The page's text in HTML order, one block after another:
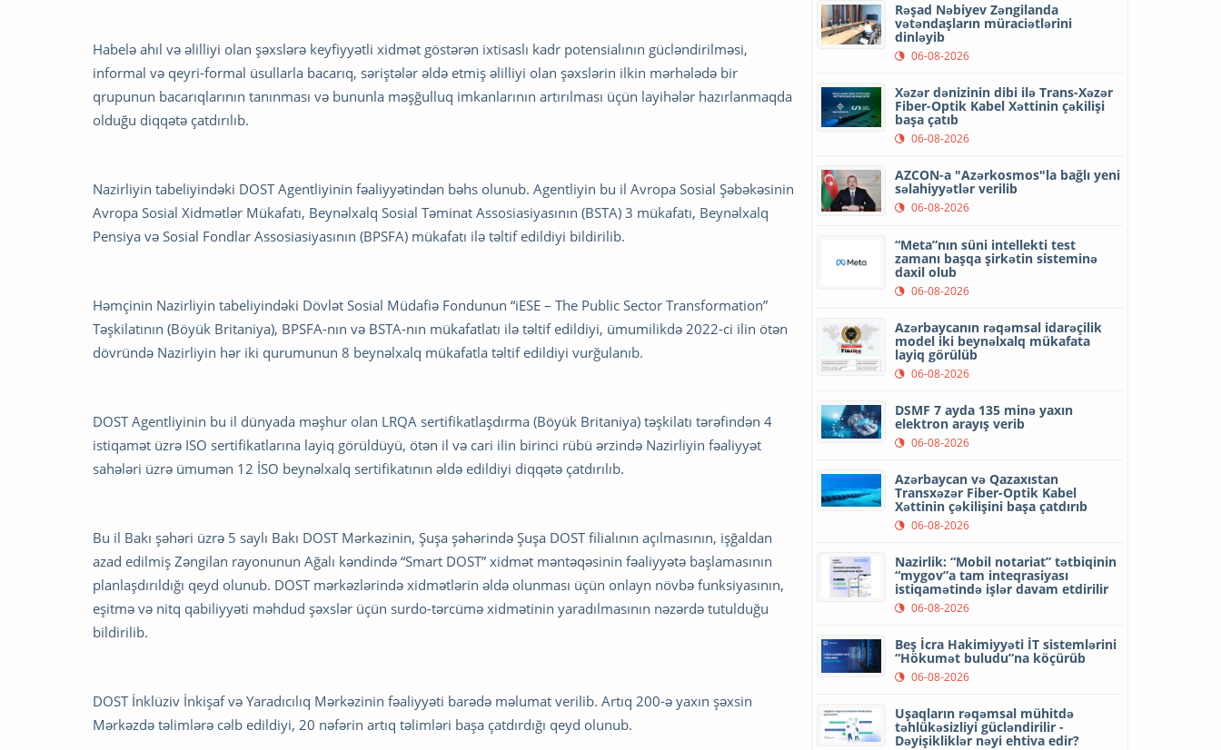
Habelə ahıl və əlilliyi olan şəxslərə keyfiyyətli xidmət göstərən ixtisaslı kadr potensialının gücləndirilməsi,
informal və qeyri-formal üsullarla bacarıq, səriştələr əldə etmiş əlilliyi olan şəxslərin ilkin mərhələdə bir
qrupunun bacarıqlarının tanınması və bununla məşğulluq imkanlarının artırılması üçün layihələr hazırlanmaqda
olduğu diqqətə çatdırılıb.
Nazirliyin tabeliyindəki DOST Agentliyinin fəaliyyətindən bəhs olunub. Agentliyin bu il Avropa Sosial Şəbəkəsinin
Avropa Sosial Xidmətlər Mükafatı, Beynəlxalq Sosial Təminat Assosiasiyasının (BSTA) 3 mükafatı, Beynəlxalq
Pensiya və Sosial Fondlar Assosiasiyasının (BPSFA) mükafatı ilə təltif edildiyi bildirilib.
Həmçinin Nazirliyin tabeliyindəki Dövlət Sosial Müdafiə Fondunun “iESE – The Public Sector Transformation”
Təşkilatının (Böyük Britaniya), BPSFA-nın və BSTA-nın mükafatlatı ilə təltif edildiyi, ümumilikdə 2022-ci ilin ötən
dövründə Nazirliyin hər iki qurumunun 8 beynəlxalq mükafatla təltif edildiyi vurğulanıb.
DOST Agentliyinin bu il dünyada məşhur olan LRQA sertifikatlaşdırma (Böyük Britaniya) təşkilatı tərəfindən 4
istiqamət üzrə ISO sertifikatlarına layiq görüldüyü, ötən il və cari ilin birinci rübü ərzində Nazirliyin fəaliyyət
sahələri üzrə ümumən 12 İSO beynəlxalq sertifikatının əldə edildiyi diqqətə çatdırılıb.
Bu il Bakı şəhəri üzrə 5 saylı Bakı DOST Mərkəzinin, Şuşa şəhərində Şuşa DOST filialının açılmasının, işğaldan
azad edilmiş Zəngilan rayonunun Ağalı kəndində “Smart DOST” xidmət məntəqəsinin fəaliyyətə başlamasının
planlaşdırıldığı qeyd olunub. DOST mərkəzlərində xidmətlərin əldə olunması üçün onlayn növbə funksiyasının,
eşit­mə və nitq qabiliyyəti məhdud şəxslər üçün surdo-tərcümə xidmətinin yaradılmasının nəzərdə tutulduğu
bildirilib.
DOST İnklüziv İnkişaf və Yaradıcılıq Mərkəzinin fəaliyyəti barədə məlumat verilib. Artıq 200-ə yaxın şəxsin
Mərkəzdə təlimlərə cəlb edildiyi, 20 nəfərin artıq təlimləri başa çatdırdığı qeyd olunub.
Rəşad Nəbiyev Zəngilanda
vətəndaşların müraciətlərini
dinləyib
06-08-2026
Xəzər dənizinin dibi ilə Trans-Xəzər
Fiber-Optik Kabel Xəttinin çəkilişi
başa çatıb
06-08-2026
AZCON-a "Azərkosmos"la bağlı yeni
səlahiyyətlər verilib
06-08-2026
“Meta”nın süni intellekti test
zamanı başqa şirkətin sisteminə
daxil olub
06-08-2026
Azərbaycanın rəqəmsal idarəçilik
model iki beynəlxalq mükafata
layiq görülüb
06-08-2026
DSMF 7 ayda 135 minə yaxın
elektron arayış verib
06-08-2026
Azərbaycan və Qazaxıstan
Transxəzər Fiber-Optik Kabel
Xəttinin çəkilişini başa çatdırıb
06-08-2026
Nazirlik: “Mobil notariat” tətbiqinin
“mygov”a tam inteqrasiyası
istiqamətində işlər davam etdirilir
06-08-2026
Beş İcra Hakimiyyəti İT sistemlərini
“Hökumət buludu”na köçürüb
06-08-2026
Uşaqların rəqəmsal mühitdə
təhlükəsizliyi gücləndirilir -
Dəyişikliklər nəyi ehtiva edir?